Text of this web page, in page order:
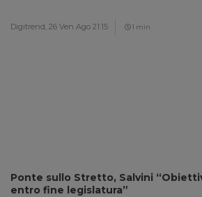
Digitrend, 26 Ven Ago 21:15 1 min
Ponte sullo Stretto, Salvini
entro fine legislatura”